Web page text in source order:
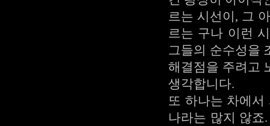
르는 시선이, 그
르는 구나 이런
그들의 순수성을
해결점을 주려고
생각합니다.
또 하나는 차에서
나라는 많지 않